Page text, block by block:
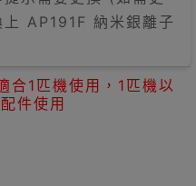
AP191F 納米銀離子
1匹機使用，1匹機以
件使用